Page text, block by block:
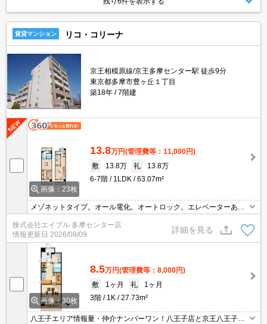
賃貸マンション リコ・コリーナ
京王相模原線/京王多摩センター駅 徒歩9分
東京都多摩市豊ヶ丘１丁目
築18年
7階建
画像：23枚
13.8万円(管理費等：11,000円)
敷
13.8万 礼
13.8万
6-7階
1LDK 63.07m²
メゾネットタイプ。オール電化。オートロック。エレベーターあ
り。インターネット無料。洗面化粧台付き。温水洗浄便座付き。シ
ステムキッチン。TVインターホン付き。仲介手数料家賃の55%。
株式会社エイブル 多摩センター店
情報更新日 2026/08/09
詳細を見る
画像：30枚
8.5万円(管理費等：8,000円)
敷
1ヶ月 礼
1ヶ月
3階
1K 27.73m²
八王子エリア情報量・仲介ナンバーワン！八王子店と京王八王子店